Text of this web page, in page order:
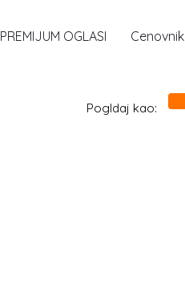
PREMIJUM OGLASI Cenovnik
Pogldaj kao: